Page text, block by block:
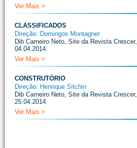
Ver Mais >
CLASSIFICADOS
Direção: Domingos Montagner
Dib Carneiro Neto, Site da Revista Crescer,
04.04.2014
Ver Mais >
CONSTRUTÓRIO
Direção: Henrique Sitchin
Dib Carneiro Neto, Site da Revista Crescer,
25.04.2014
Ver Mais >